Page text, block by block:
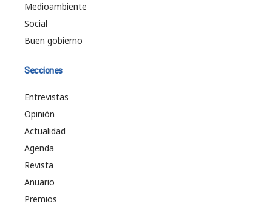
Medioambiente
Social
Buen gobierno
Secciones
Entrevistas
Opinión
Actualidad
Agenda
Revista
Anuario
Premios